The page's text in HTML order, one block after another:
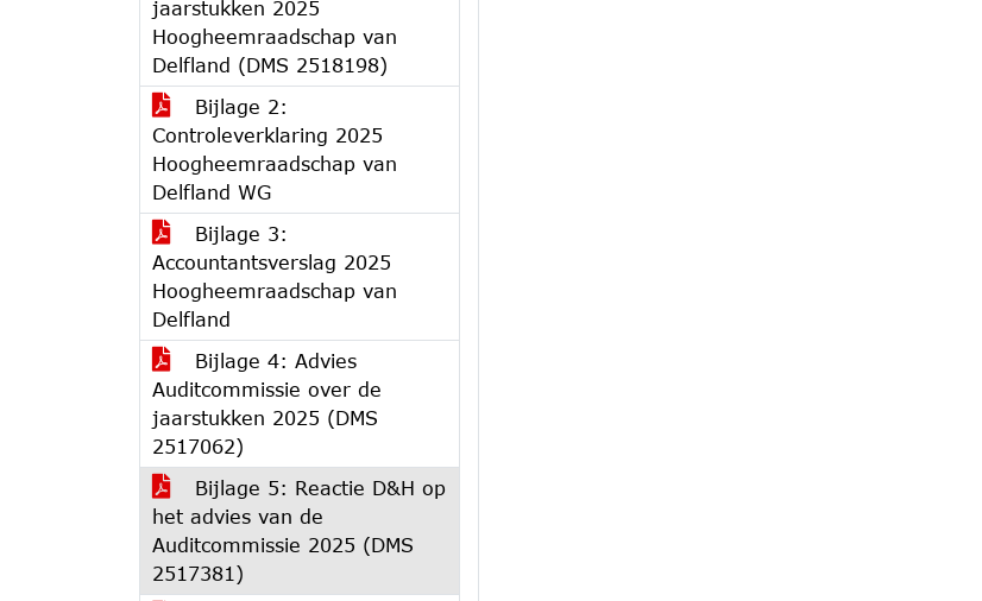
jaarstukken 2025
Hoogheemraadschap van
Delfland (DMS 2518198)
Bijlage 2:
Controleverklaring 2025
Hoogheemraadschap van
Delfland WG
Bijlage 3:
Accountantsverslag 2025
Hoogheemraadschap van
Delfland
Bijlage 4: Advies
Auditcommissie over de
jaarstukken 2025 (DMS
2517062)
Bijlage 5: Reactie D&H op
het advies van de
Auditcommissie 2025 (DMS
2517381)